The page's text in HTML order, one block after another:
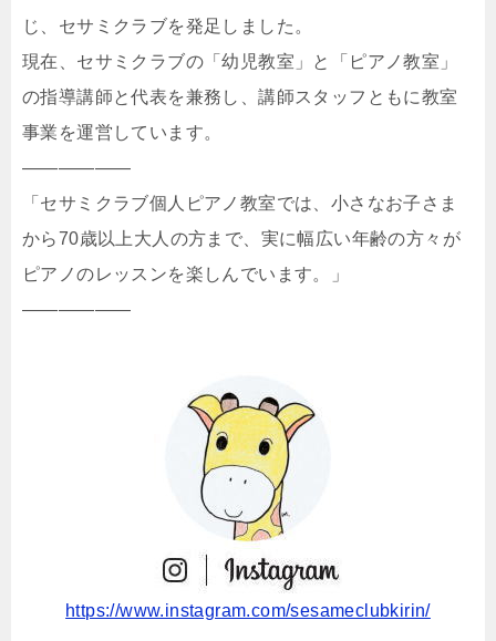
じ、セサミクラブを発足しました。
現在、セサミクラブの「幼児教室」と「ピアノ教室」
の指導講師と代表を兼務し、講師スタッフともに教室
事業を運営しています。
——————
「セサミクラブ個人ピアノ教室では、小さなお子さま
から70歳以上大人の方まで、実に幅広い年齢の方々が
ピアノのレッスンを楽しんでいます。」
——————
https://www.instagram.com/sesameclubkirin/